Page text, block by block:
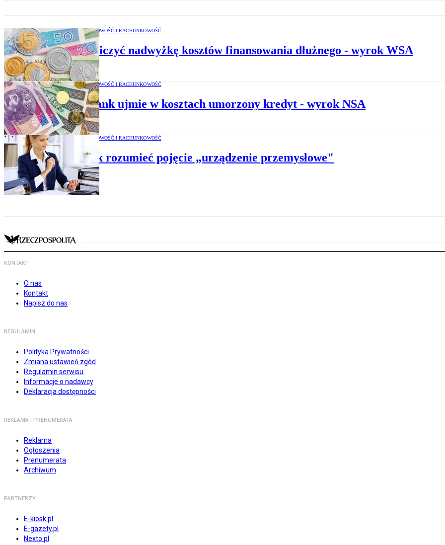
PODATKI, KSIĘGOWOŚĆ I RACHUNKOWOŚĆ
Jak rozliczyć nadwyżkę kosztów finansowania dłużnego - wyrok WSA
PODATKI, KSIĘGOWOŚĆ I RACHUNKOWOŚĆ
Tylko bank ujmie w kosztach umorzony kredyt - wyrok NSA
PODATKI, KSIĘGOWOŚĆ I RACHUNKOWOŚĆ
CIT: Jak rozumieć pojęcie „urządzenie przemysłowe"
KONTAKT
O nas
Kontakt
Napisz do nas
REGULAMIN
Polityka Prywatności
Zmiana ustawień zgód
Regulamin serwisu
Informacje o nadawcy
Deklaracja dostępności
REKLAMA I PRENUMERATA
Reklama
Ogłoszenia
Prenumerata
Archiwum
PARTNERZY
E-kiosk.pl
E-gazety.pl
Nexto.pl